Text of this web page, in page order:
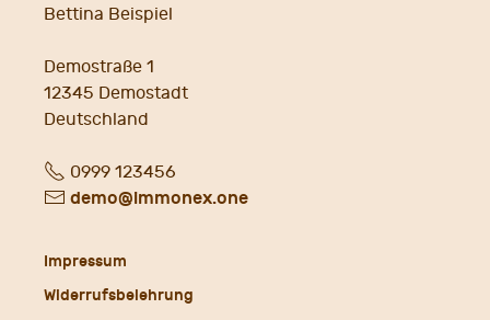
Bettina Beispiel
Demostraße 1
12345 Demostadt
Deutschland
Fon0999 123456
E- demo@immonex.one
Impressum
Widerrufsbelehrung